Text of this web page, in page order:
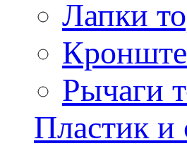
Лапки
Рычаги
Пластик и